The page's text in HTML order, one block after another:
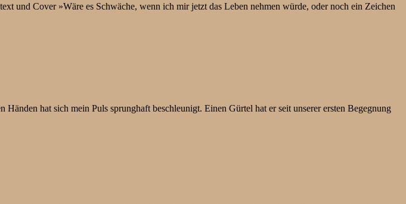
und Cover »Wäre es Schwäche, wenn ich mir jetzt das Leben nehmen würde, oder noch ein Zeichen
hat sich mein Puls sprunghaft beschleunigt. Einen Gürtel hat er seit unserer ersten Begegnung